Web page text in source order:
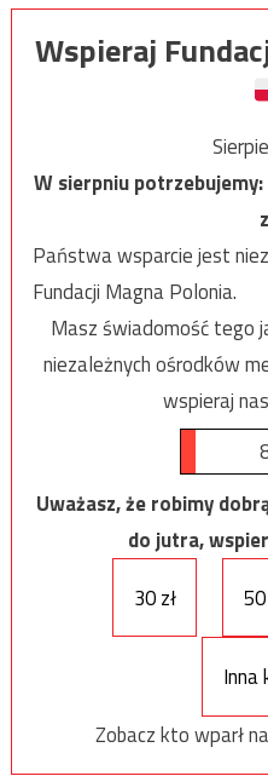
Wspieraj
W sierpniu potrzebujemy:
Państwa wsparcie jest
Fundacji Magna Polonia.
Masz świadomość tego
niezależnych ośrodków
wspieraj
Uważasz, że robimy
do jutra,
30 zł
Zobacz kto wparł